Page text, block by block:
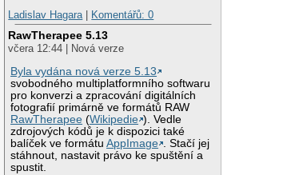
Ladislav Hagara
Komentářů: 0
RawTherapee 5.13
včera 12:44 | Nová verze
Byla vydána nová verze 5.13
svobodného multiplatformního softwaru
pro konverzi a zpracování digitálních
fotografií primárně ve formátů RAW
RawTherapee (Wikipedie ). Vedle
zdrojových kódů je k dispozici také
balíček ve formátuAppImage . Stačí jej
stáhnout, nastavit právo ke spuštění a
spustit.